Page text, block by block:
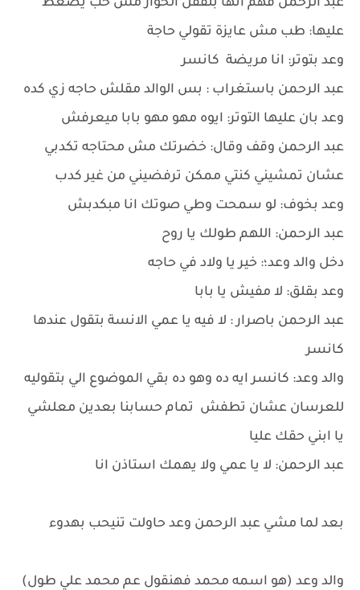
عبد الرحمن فهم انها بتقفل الحوار مش حب يضغط
عليها: طب مش عايزة تقولي حاجة
وعد بتوتر: انا مريضة كانسر
عبد الرحمن باستغراب : بس الوالد مقلش حاجه زي كده
وعد بان عليها التوتر: ايوه مهو مهو بابا ميعرفش
عبد الرحمن وقف وقال: خضرتك مش محتاجه تكدبي
عشان تمشيني كنتي ممكن ترفضيني من غير كدب
وعد بخوف: لو سمحت وطي صوتك انا مبكدبش
عبد الرحمن: اللهم طولك يا روح
دخل والد وعد؛: خير يا ولاد في حاجه
وعد بقلق: لا مفيش يا بابا
عبد الرحمن باصرار : لا فيه يا عمي الانسة بتقول عندها
كانسر
والد وعد: كانسر ايه ده وهو ده بقي الموضوع الي بتقوليه
للعرسان عشان تطفش تمام حسابنا بعدين معلشي
يا ابني حقك عليا
عبد الرحمن: لا يا عمي ولا يهمك استاذن انا
بعد لما مشي عبد الرحمن وعد حاولت تنيحب بهدوء
والد وعد (هو اسمه محمد فهنقول عم محمد علي طول)